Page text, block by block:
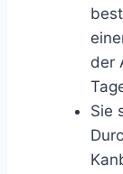
der
Sie